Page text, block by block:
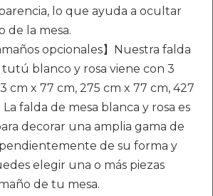
lo que ayuda a ocultar
de la mesa.
opcionales】Nuestra falda
tutú blanco y rosa viene con 3
cm x 77 cm, 275 cm x 77 cm, 427
falda de mesa blanca y rosa es
decorar una amplia gama de
de su forma y
elegir una o más piezas
de tu mesa.